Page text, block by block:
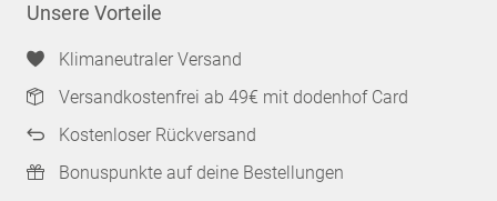
Unsere Vorteile
Klimaneutraler Versand
Versandkostenfrei ab 49€ mit dodenhof Card
Kostenloser Rückversand
Bonuspunkte auf deine Bestellungen